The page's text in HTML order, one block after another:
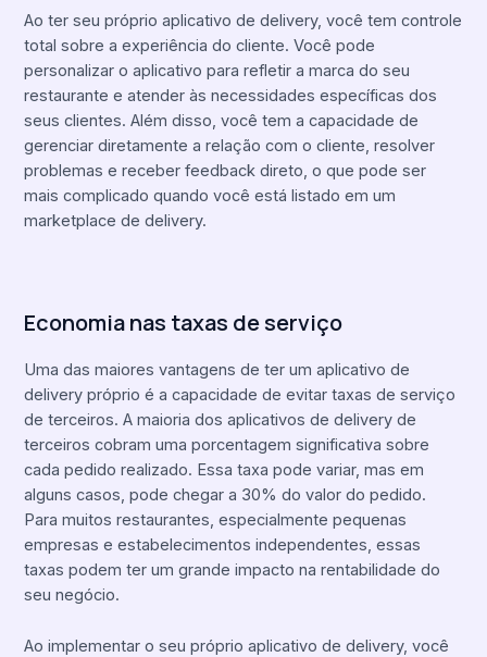
Ao ter seu próprio aplicativo de delivery, você tem controle
total sobre a experiência do cliente. Você pode
personalizar o aplicativo para refletir a marca do seu
restaurante e atender às necessidades específicas dos
seus clientes. Além disso, você tem a capacidade de
gerenciar diretamente a relação com o cliente, resolver
problemas e receber feedback direto, o que pode ser
mais complicado quando você está listado em um
marketplace de delivery.
Economia nas taxas de serviço
Uma das maiores vantagens de ter um aplicativo de
delivery próprio é a capacidade de evitar taxas de serviço
de terceiros. A maioria dos aplicativos de delivery de
terceiros cobram uma porcentagem significativa sobre
cada pedido realizado. Essa taxa pode variar, mas em
alguns casos, pode chegar a 30% do valor do pedido.
Para muitos restaurantes, especialmente pequenas
empresas e estabelecimentos independentes, essas
taxas podem ter um grande impacto na rentabilidade do
seu negócio.
Ao implementar o seu próprio aplicativo de delivery, você